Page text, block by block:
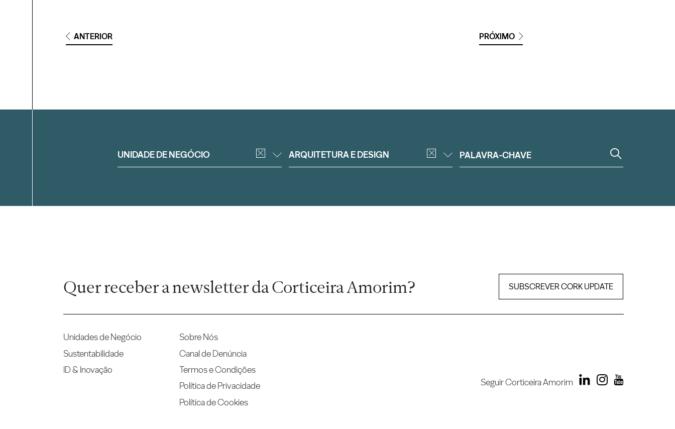
ANTERIOR PRÓXIMO
FiltrarUNIDADE DE NEGÓCIO ARQUITETURA E DESIGN
Quer receber a newsletter da Corticeira Amorim? SUBSCREVER CORK UPDATE
Unidades de Negócio
Sustentabilidade
ID & Inovação
Sobre Nós
Canal de Denúncia
Termos e Condições
Política de Privacidade
Política de Cookies
Seguir Corticeira Amorim